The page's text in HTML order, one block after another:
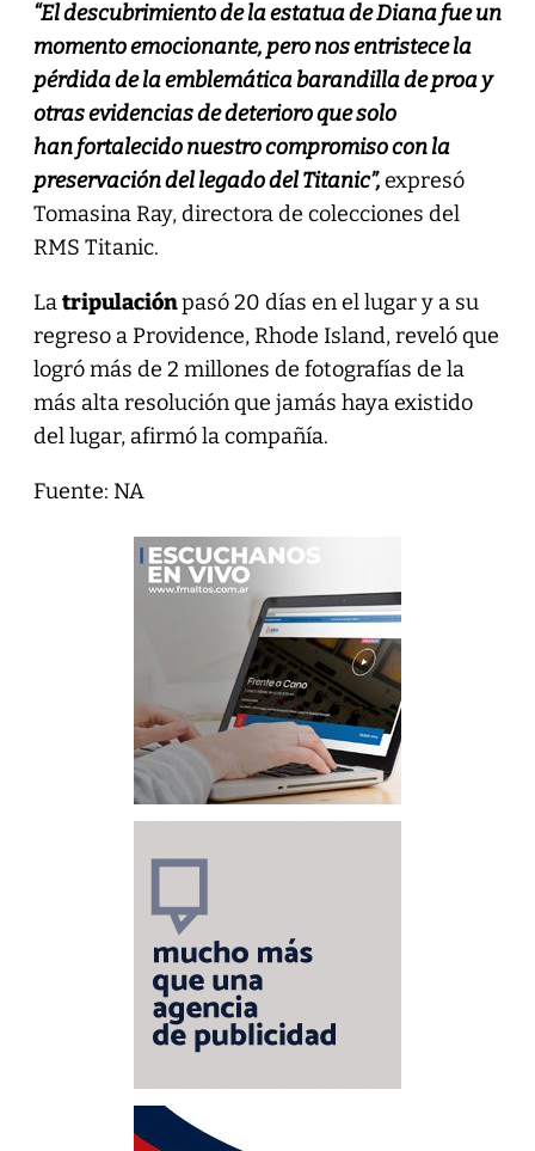
“El descubrimiento de la estatua de Diana fue un
momento emocionante, pero nos entristece la
pérdida de la emblemática barandilla de proa y
otras evidencias de deterioro que solo
han fortalecido nuestro compromiso con la
preservación del legado del Titanic”,expresó
Tomasina Ray, directora de colecciones del
RMS Titanic.
Latripulaciónpasó 20 días en el lugar y a su
regreso a Providence, Rhode Island, reveló que
logró más de 2 millones de fotografías de la
más alta resolución que jamás haya existido
del lugar, afirmó la compañía.
Fuente: NA